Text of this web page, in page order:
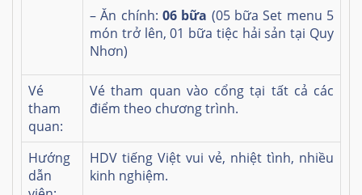
– Ăn chính: 06 bữa (05 bữa Set menu 5
món trở lên, 01 bữa tiệc hải sản tại Quy
Nhơn)
Vé
tham
quan:
Vé tham quan vào cổng tại tất cả các
điểm theo chương trình.
Hướng
dẫn
HDV tiếng Việt vui vẻ, nhiệt tình, nhiều
kinh nghiệm.